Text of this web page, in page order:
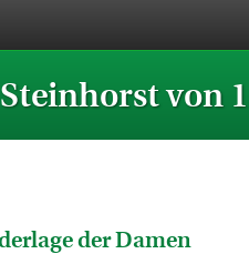
von
der Damen